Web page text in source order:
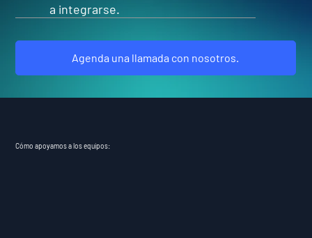
a integrarse.
Agenda una llamada con nosotros.
Cómo apoyamos a los equipos: